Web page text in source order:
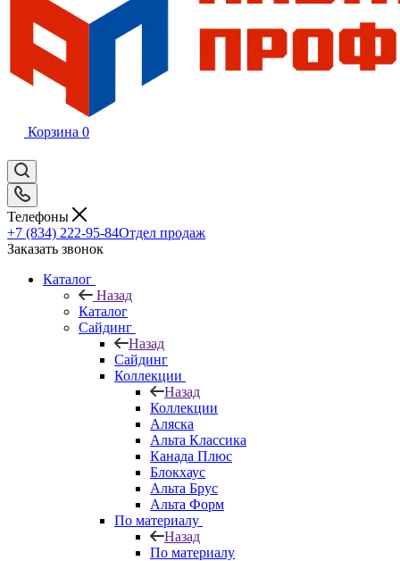
Корзина 0
Телефоны
+7 (834) 222-95-84Отдел продаж
Заказать звонок
Каталог
Назад
Каталог
Сайдинг
Назад
Сайдинг
Коллекции
Назад
Коллекции
Аляска
Альта Классика
Канада Плюс
Блокхаус
Альта Брус
Альта Форм
По материалу
Назад
По материалу